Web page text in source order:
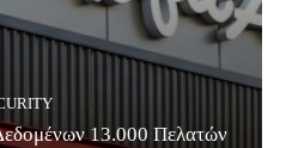
13.000 Πελατών